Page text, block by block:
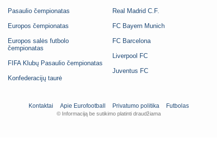
Pasaulio čempionatas
Europos čempionatas
Europos salės futbolo
čempionatas
FIFA Klubų Pasaulio čempionatas
Konfederacijų taurė
Real Madrid C.F.
FC Bayern Munich
FC Barcelona
Liverpool FC
Juventus FC
Kontaktai Apie Eurofootball Privatumo politika Futbolas
© Informaciją be sutikimo platinti draudžiama